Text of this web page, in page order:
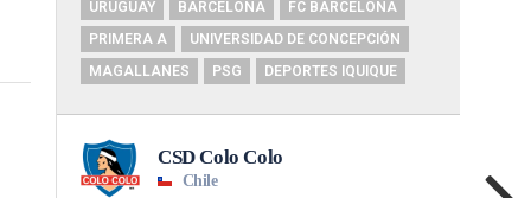
URUGUAY
BARCELONA
FC BARCELONA
PRIMERA A
UNIVERSIDAD DE CONCEPCIÓN
MAGALLANES
PSG DEPORTES IQUIQUE